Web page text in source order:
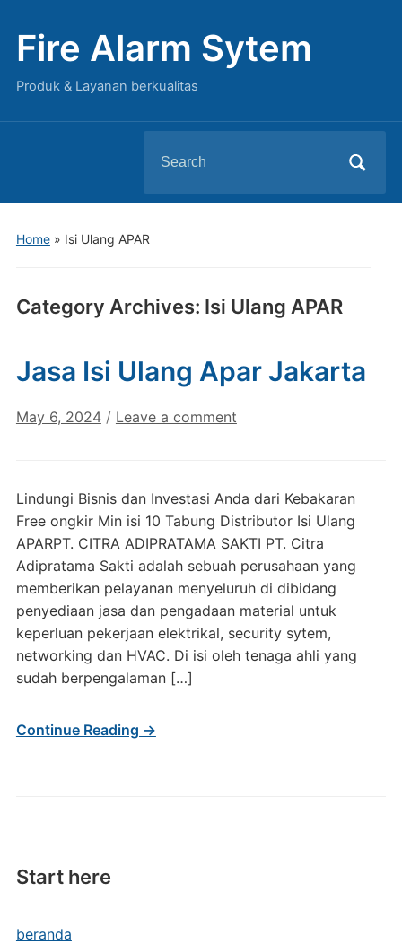
Fire Alarm Sytem
Produk & Layanan berkualitas
for:
Home» Isi Ulang APAR
Category Archives: Isi Ulang APAR
Start here
beranda
Jasa Isi Ulang Apar Jakarta
May 6, 2024 / Leave a comment
Lindungi Bisnis dan Investasi Anda dari Kebakaran
Free ongkir Min isi 10 Tabung Distributor Isi Ulang
APARPT. CITRA ADIPRATAMA SAKTI PT. Citra
Adipratama Sakti adalah sebuah perusahaan yang
memberikan pelayanan menyeluruh di dibidang
penyediaan jasa dan pengadaan material untuk
keperluan pekerjaan elektrikal, security sytem,
networking dan HVAC. Di isi oleh tenaga ahli yang
sudah berpengalaman […]
Continue Reading →